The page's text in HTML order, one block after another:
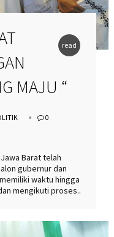
read
MAJU “
0
Barat telah
gubernur dan
waktu hingga
mengikuti proses..